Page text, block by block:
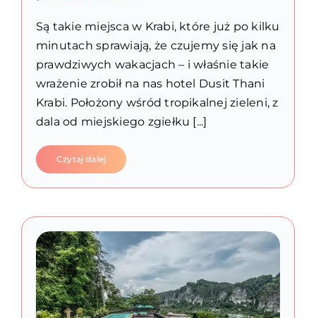
Są takie miejsca w Krabi, które już po kilku
minutach sprawiają, że czujemy się jak na
prawdziwych wakacjach – i właśnie takie
wrażenie zrobił na nas hotel Dusit Thani
Krabi. Położony wśród tropikalnej zieleni, z
dala od miejskiego zgiełku [...]
Czytaj dalej